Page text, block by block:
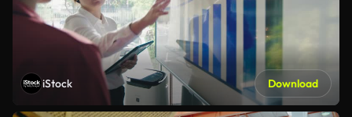
iStock Download